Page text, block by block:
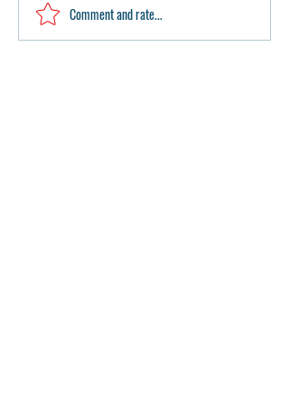
Marching into 2025: Our
First Newsletter of the Year!
Comment and rate...